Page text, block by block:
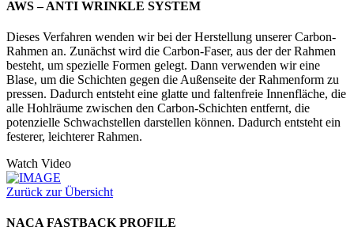
AWS – ANTI WRINKLE SYSTEM
Dieses Verfahren wenden wir bei der Herstellung unserer Carbon-
Rahmen an. Zunächst wird die Carbon-Faser, aus der der Rahmen
besteht, um spezielle Formen gelegt. Dann verwenden wir eine
Blase, um die Schichten gegen die Außenseite der Rahmenform zu
pressen. Dadurch entsteht eine glatte und faltenfreie Innenfläche, die
alle Hohlräume zwischen den Carbon-Schichten entfernt, die
potenzielle Schwachstellen darstellen können. Dadurch entsteht ein
festerer, leichterer Rahmen.
Watch Video
Zurück zur Übersicht
NACA FASTBACK PROFILE